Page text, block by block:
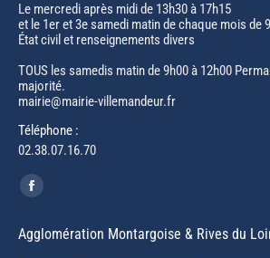
Le mercredi après midi de 13h30 à 17h15
et le 1er et 3e samedi matin de chaque mois de
État civil et renseignements divers
TOUS les samedis matin de 9h00 à 12h00
majorité.
mairie@mairie-villemandeur.fr
Téléphone :
02.38.07.16.70
Trouvez nous sur :
Facebook
opens
Agglomération Montargoise & Rives du